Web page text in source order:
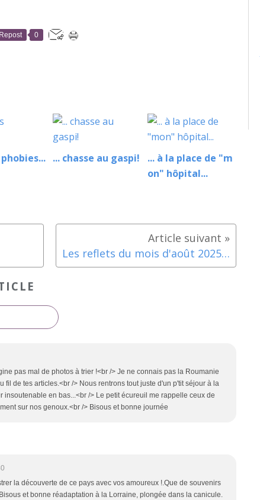
Repost 0
... chasse au gaspi!
... à la place de "m
on" hôpital...
Les reflets du mois d'août 2025 + un supplément!
pas mal de photos à trier !<br /> Je ne connais pas la Roumanie
fil de tes articles.<br /> Nous rentrons tout juste d'un p'tit séjour à la
insoutenable en bas...<br /> Le petit écureuil me rappelle ceux de
sur nos genoux.<br /> Bisous et bonne journée
la découverte de ce pays avec vos amoureux !.Que de souvenirs
et bonne réadaptation à la Lorraine, plongée dans la canicule.